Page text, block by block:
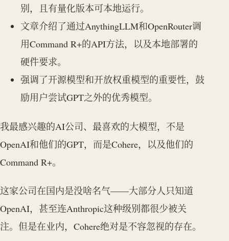
别，且有量化版本可本地运行。
文章介绍了通过AnythingLLM和OpenRouter调
用Command R+的API方法，以及本地部署的
硬件要求。
强调了开源模型和开放权重模型的重要性，鼓
励用户尝试GPT之外的优秀模型。
我最感兴趣的AI公司、最喜欢的大模型，不是
OpenAI和他们的GPT，而是Cohere，以及他们的
Command R+。
这家公司在国内是没啥名气——大部分人只知道
OpenAI，甚至连Anthropic这种级别都很少被关
注。但是在业内，Cohere绝对是不容忽视的存在。